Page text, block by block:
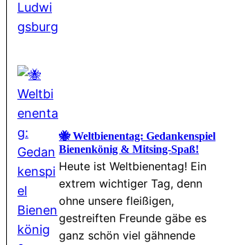
🐝 Weltbienentag: Gedankenspiel
Bienenkönig & Mitsing-Spaß!
Heute ist Weltbienentag! Ein
extrem wichtiger Tag, denn
ohne unsere fleißigen,
gestreiften Freunde gäbe es
ganz schön viel gähnende